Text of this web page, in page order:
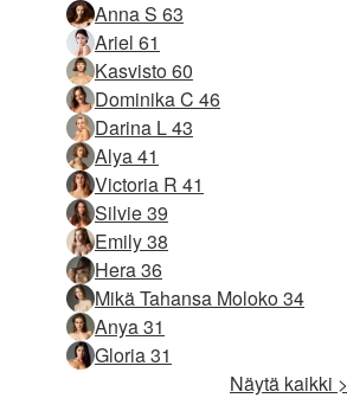
Anna S 63
Ariel 61
Kasvisto 60
Dominika C 46
Darina L 43
Alya 41
Victoria R 41
Silvie 39
Emily 38
Hera 36
Mikä Tahansa Moloko 34
Anya 31
Gloria 31
Näytä kaikki >